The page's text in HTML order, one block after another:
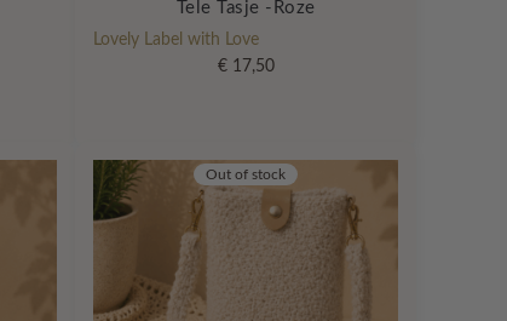
Tele Tasje -Roze
Lovely Label with Love
€17,50
Out of stock